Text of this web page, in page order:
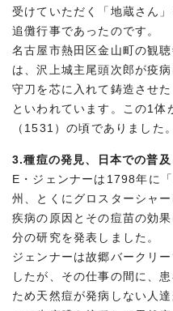
受けていただく「地蔵さん
追儺行事であったのです。
名古屋市熱田区金山町の観
は、沢上城主尾頭次郎が疫
守刀を芯に入れて鋳造させ
といわれています。この1体
（1531）の頃でありました。
3.種痘の発見、日本での普
E・ジェンナーは1798年に
州、とくにグロスターシャ
疾病の原因とその痘苗の効
分の研究を発表しました。
ジェンナーは故郷バークリ
したが、その仕事の間に、
ため天然痘が発病しない人